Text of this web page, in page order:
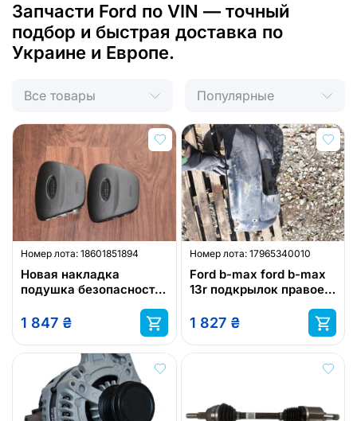
Запчасти Ford по VIN — точный
подбор и быстрая доставка по
Украине и Европе.
Все товары Популярные
Номер лота: 18601851894
Новая накладка
подушка безопасности
автобус custom mk8
рестайлинг 2017-2023
1 847 ₴
Номер лота: 17965340010
Ford b-max ford b-max
13r подкрылок правое
1 827 ₴